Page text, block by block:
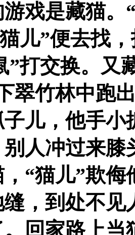
戏是藏猫。
儿”便去找
”打交换。又
翠竹林中跑
儿，他手
别人冲过来
“猫儿”欺
，到处不见
回家路上